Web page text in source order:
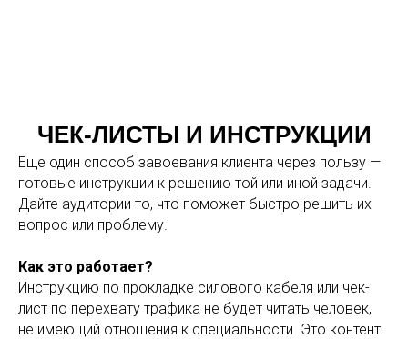
ЧЕК-ЛИСТЫ И ИНСТРУКЦИИ
Еще один способ завоевания клиента через пользу —
готовые инструкции к решению той или иной задачи.
Дайте аудитории то, что поможет быстро решить их
вопрос или проблему.
Как это работает?
Инструкцию по прокладке силового кабеля или чек-
лист по перехвату трафика не будет читать человек,
не имеющий отношения к специальности. Это контент